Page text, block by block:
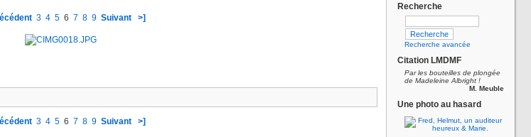
3 4 56 7 8 9 Suivant >]
3 4 56 7 8 9 Suivant >]
Recherche
Recherche avancée
Citation LMDMF
Par les bouteilles de plongée
de Madeleine Albright !
M. Meuble
Une photo au hasard